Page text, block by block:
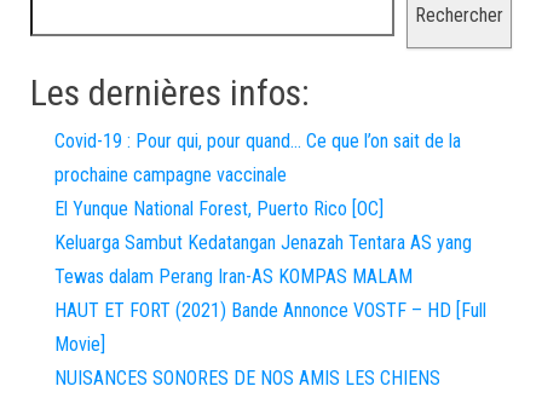
Rechercher
Les dernières infos:
Covid-19 : Pour qui, pour quand… Ce que l’on sait de la
prochaine campagne vaccinale
El Yunque National Forest, Puerto Rico [OC]
Keluarga Sambut Kedatangan Jenazah Tentara AS yang
Tewas dalam Perang Iran-AS KOMPAS MALAM
HAUT ET FORT (2021) Bande Annonce VOSTF – HD [Full
Movie]
NUISANCES SONORES DE NOS AMIS LES CHIENS